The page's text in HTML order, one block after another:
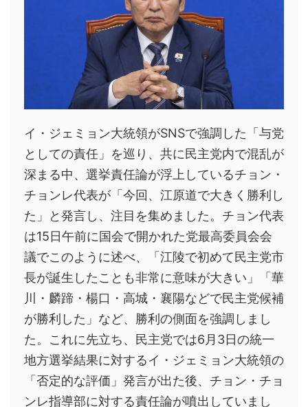
イ・ジェミョン大統領がSNSで強調した「与党
としての責任」を巡り、共に民主党内で混乱が
深まる中、選挙責任論が浮上しているチョン・
チョンレ代表が「今回、江原道で大きく勝利し
た」と発言し、注目を集めました。チョン代表
は15日午前に国会で開かれた党最高委員会会
議でこのように述べ、「江陵で初めて民主党市
長が誕生したことも非常に意味が大きい」「華
川・麟蹄・楊口・高城・襄陽などで民主党候補
が勝利した」など、勝利の側面を強調しまし
た。これに先立ち、民主党では6月3日の統一
地方選挙結果に対するイ・ジェミョン大統領の
「否定的な評価」発言が出た後、チョン・チョ
ンレ指導部に対する責任論が噴出していまし